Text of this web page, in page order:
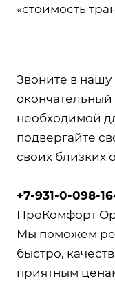
«стоимость
Звоните в
окончательный
необходимой
подвергайте
своих близких
+7-931-0-098-
ПроКомфорт
Мы поможем
быстро,
приятным